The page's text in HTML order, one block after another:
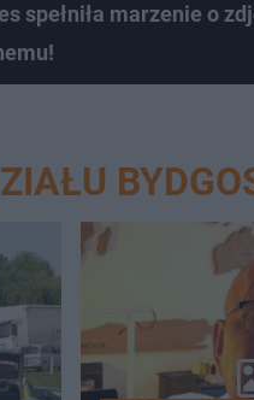
spełniła marzenie o